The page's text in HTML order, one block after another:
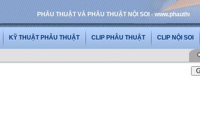
PHẪU THUẬT VÀ PHẪU THUẬT NỘI SOI - www.phauthuatnoisoi.vn
KỸ THUẬT PHẪU THUẬT CLIP PHẪU THUẬT CLIP NỘI SOI